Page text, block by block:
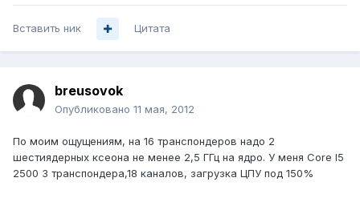
Вставить ник Цитата
breusovok
Опубликовано 11 мая, 2012
По моим ощущениям, на 16 транспондеров надо 2
шестиядерных ксеона не менее 2,5 ГГц на ядро. У меня Core I5
2500 3 транспондера,18 каналов, загрузка ЦПУ под 150%